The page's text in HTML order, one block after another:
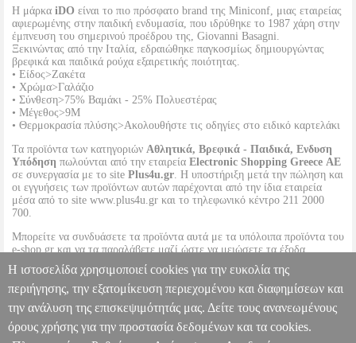
Η μάρκα iDO είναι το πιο πρόσφατο brand της Miniconf, μιας εταιρείας
αφιερωμένης στην παιδική ενδυμασία, που ιδρύθηκε το 1987 χάρη στην
έμπνευση του σημερινού προέδρου της, Giovanni Basagni.
Ξεκινώντας από την Ιταλία, εδραιώθηκε παγκοσμίως δημιουργώντας
βρεφικά και παιδικά ρούχα εξαιρετικής ποιότητας.
• Είδος>Ζακέτα
• Χρώμα>Γαλάζιο
• Σύνθεση>75% Βαμάκι - 25% Πολυεστέρας
• Μέγεθος>9Μ
• Θερμοκρασία πλύσης>Ακολουθήστε τις οδηγίες στο ειδικό καρτελάκι
Τα προϊόντα των κατηγοριών Αθλητικά, Βρεφικά - Παιδικά, Ενδυση
Υπόδηση πωλούνται από την εταιρεία Electronic Shopping Greece ΑΕ
σε συνεργασία με το site Plus4u.gr. Η υποστήριξη μετά την πώληση και
οι εγγυήσεις των προϊόντων αυτών παρέχονται από την ίδια εταιρεία
μέσα από το site www.plus4u.gr και το τηλεφωνικό κέντρο 211 2000
700.
Μπορείτε να συνδυάσετε τα προϊόντα αυτά με τα υπόλοιπα προϊόντα του
e-shop.gr και να τα παραλάβετε μαζί ώστε να μειώσετε τα έξοδα
αποστολής. Μπορείτε επίσης να παραλάβετε από οποιοδήποτε eshop
point με μηδενικά έξοδα αποστολής ανεξαρτήτως ύψους παραγγελίας!
ΒΡΕΦΙΚΟ ΜΠΟΥΦΑΝ IDO 4.V227/00 ΓΑΛΑΖΙΟ (74 ΕΚ.)-(6-9
ΜΗΝΩΝ) PL1.152043224 PL1.152043224 IDO IDO ΑΓΟΡΙ-
ΜΠΟΥΦΑΝ-ΣΑΚΑΚΙΑ
Κατηγορία: ΑΓΟΡΙ-ΜΠΟΥΦΑΝ-
Η ιστοσελίδα χρησιμοποιεί cookies για την ευκολία της
περιήγησης, την εξατομίκευση περιεχομένου και διαφημίσεων και
την ανάλυση της επισκεψιμότητάς μας. Δείτε τους ανανεωμένους
όρους χρήσης για την προστασία δεδομένων και τα cookies.